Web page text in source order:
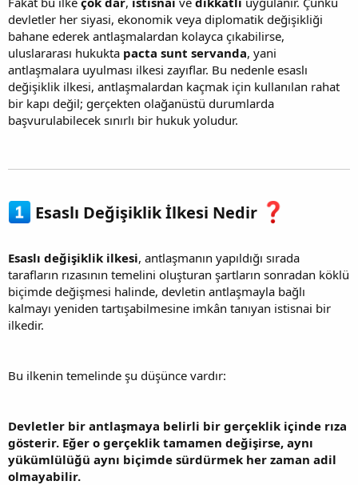
devletler her siyasi, ekonomik veya diplomatik değişikliği
bahane ederek antlaşmalardan kolayca çıkabilirse,
uluslararası hukukta pacta sunt servanda, yani
antlaşmalara uyulması ilkesi zayıflar. Bu nedenle esaslı
değişiklik ilkesi, antlaşmalardan kaçmak için kullanılan rahat
bir kapı değil; gerçekten olağanüstü durumlarda
başvurulabilecek sınırlı bir hukuk yoludur.
Esaslı Değişiklik İlkesi Nedir
Esaslı değişiklik ilkesi, antlaşmanın yapıldığı sırada
tarafların rızasının temelini oluşturan şartların sonradan köklü
biçimde değişmesi halinde, devletin antlaşmayla bağlı
kalmayı yeniden tartışabilmesine imkân tanıyan istisnai bir
ilkedir.
Bu ilkenin temelinde şu düşünce vardır:
Devletler bir antlaşmaya belirli bir gerçeklik içinde rıza
gösterir. Eğer o gerçeklik tamamen değişirse, aynı
yükümlülüğü aynı biçimde sürdürmek her zaman adil
olmayabilir.